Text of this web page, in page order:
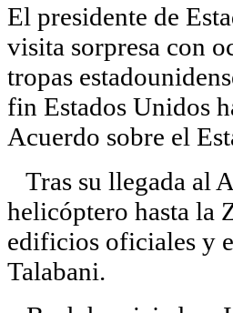
El presidente de
visita sorpresa con
tropas
fin Estados Unidos
Acuerdo sobre el
Tras su llegada al
helicóptero hasta la
edificios oficiales y
Talabani.